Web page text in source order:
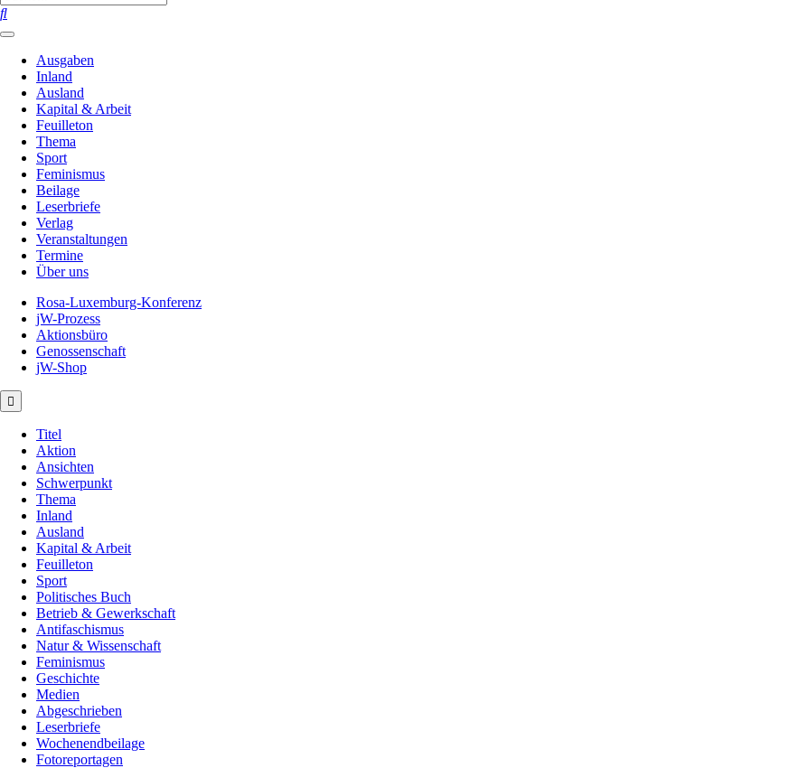
Ausgaben
Inland
Ausland
Kapital & Arbeit
Feuilleton
Thema
Sport
Feminismus
Beilage
Leserbriefe
Verlag
Veranstaltungen
Termine
Über uns
Rosa-Luxemburg-Konferenz
jW-Prozess
Aktionsbüro
Genossenschaft
jW-Shop
Titel
Aktion
Ansichten
Schwerpunkt
Thema
Inland
Ausland
Kapital & Arbeit
Feuilleton
Sport
Politisches Buch
Betrieb & Gewerkschaft
Antifaschismus
Natur & Wissenschaft
Feminismus
Geschichte
Medien
Abgeschrieben
Leserbriefe
Wochenendbeilage
Fotoreportagen